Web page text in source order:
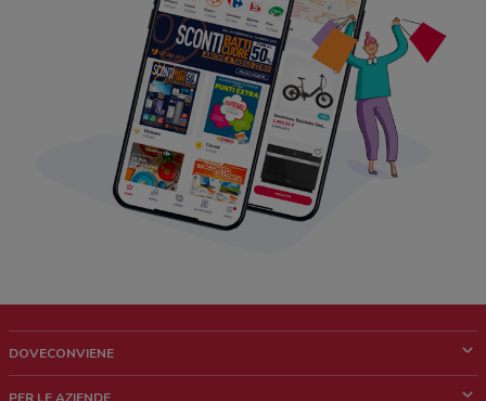
DOVECONVIENE